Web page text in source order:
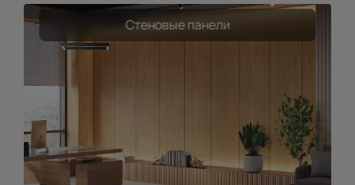
Стеновые панели